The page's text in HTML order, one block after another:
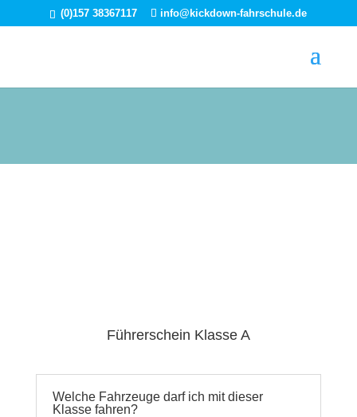
(0)157 38367117 info@kickdown-fahrschule.de
Führerschein Klasse A
Welche Fahrzeuge darf ich mit dieser
Klasse fahren?